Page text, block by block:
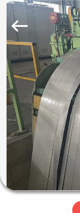
집
제
품
동
영
supplier.
Copyright
2018
2026
Wuxi
Guanglu
Special
Steel
Co.,
Ltd.
Rights
Reserved.